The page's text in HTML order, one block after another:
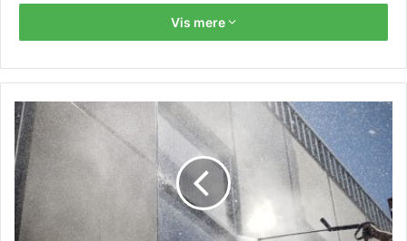
robotstøvsugere. Derudover sikre man sig også at finde et
og flere slår til de bedste priser og tilbud på nettet, og
kunne man derfor tænke sig at lade sig inspirere af de
gode udvalg, så finder man virkelig gode priser på dette
nu.
Vis mere